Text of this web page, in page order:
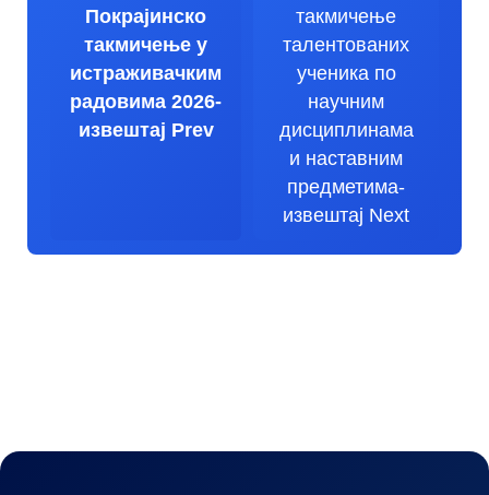
Покрајинско
такмичење у
истраживачким
радовима 2026-
извештај Prev
такмичење
талентованих
ученика по
научним
дисциплинама
и наставним
предметима-
извештај Next